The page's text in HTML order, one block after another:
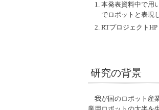
本発表資料中で用
でロボットと表現
RTプロジェクトHP
研究の背景
我が国のロボット産